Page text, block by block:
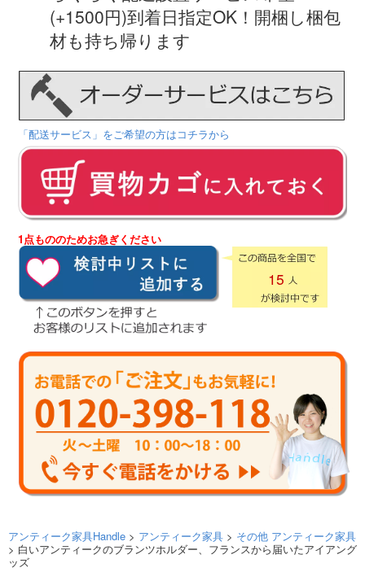
(+1500円)到着日指定OK！開梱し梱包
材も持ち帰ります
「配送サービス」をご希望の方はコチラから
1点もののためお急ぎください
15
アンティーク家具Handle > アンティーク家具 > その他 アンティーク家具
> 白いアンティークのブランツホルダー、フランスから届いたアイアング
ッズ